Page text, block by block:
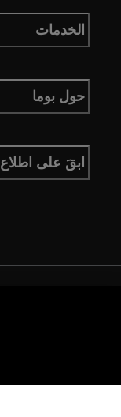
الخدمات
حول بوما
ابقَ على اطلاع